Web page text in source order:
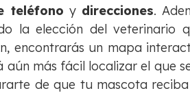
teléfono y direcciones.
la elección del veterinario
encontrarás un mapa
más fácil localizar el que
de que tu mascota